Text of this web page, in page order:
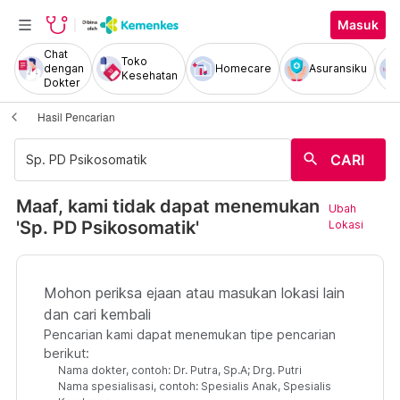
Masuk
Chat
dengan
Dokter
Toko
Kesehatan
Homecare Asuransiku
Hasil Pencarian
search CARI
Maaf, kami tidak dapat menemukan
'Sp. PD Psikosomatik'
Ubah
Lokasi
Mohon periksa ejaan atau masukan lokasi lain
dan cari kembali
Pencarian kami dapat menemukan tipe pencarian
berikut:
Nama dokter, contoh: Dr. Putra, Sp.A; Drg. Putri
Nama spesialisasi, contoh: Spesialis Anak, Spesialis